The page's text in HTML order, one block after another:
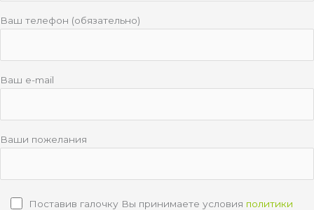
Ваш телефон (обязательно)
Ваш e-mail
Ваши пожелания
Поставив галочку Вы принимаете условия политики